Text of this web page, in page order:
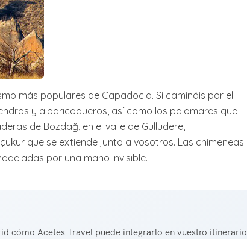
más populares de Capadocia. Si camináis por el
y albaricoqueros, así como los palomares que
de Bozdağ, en el valle de Güllüdere,
que se extiende junto a vosotros. Las chimeneas
por una mano invisible.
cómo Acetes Travel puede integrarlo en vuestro itinerario